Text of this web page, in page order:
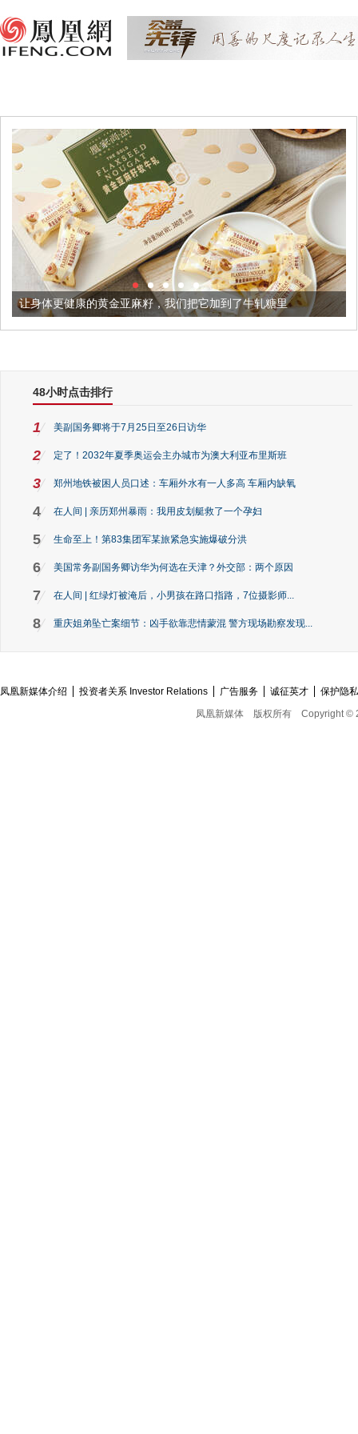
康的黄金亚麻籽，我们把它加到了牛轧糖里 被列入佛家七
48小时点击排行
1 美副国务卿将于7月25日至26日访华
2 定了！2032年夏季奥运会主办城市为澳大利亚布里斯班
3 郑州地铁被困人员口述：车厢外水有一人多高 车厢内缺氧
4 在人间 | 亲历郑州暴雨：我用皮划艇救了一个孕妇
5 生命至上！第83集团军某旅紧急实施爆破分洪
6 美国常务副国务卿访华为何选在天津？外交部：两个原因
7 在人间 | 红绿灯被淹后，小男孩在路口指路，7位摄影师...
8 重庆姐弟坠亡案细节：凶手欲靠悲情蒙混 警方现场勘察发现...
凤凰新媒体介绍 投资者关系 Investor Relations 广告服务 诚征英才
保护隐
凤凰新媒体
版权所有 Copyright ©